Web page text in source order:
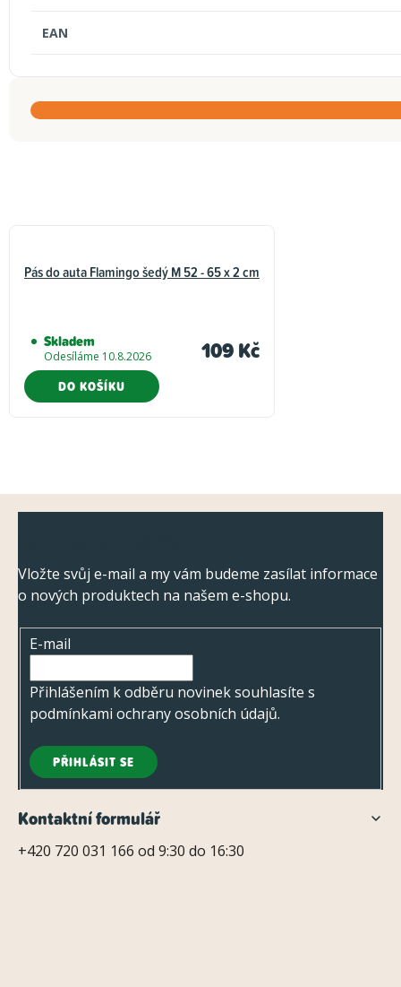
EAN
Pás do auta Flamingo šedý M 52 - 65 x 2 cm
Skladem
Odesíláme 10.8.2026 109 Kč
DO KOŠÍKU
Vložte svůj e-mail a my vám budeme zasílat informace
o nových produktech na našem e-shopu.
E-mail
Přihlášením k odběru novinek souhlasíte s
podmínkami ochrany osobních údajů.
PŘIHLÁSIT SE
Kontaktní formulář
+420 720 031 166 od 9:30 do 16:30